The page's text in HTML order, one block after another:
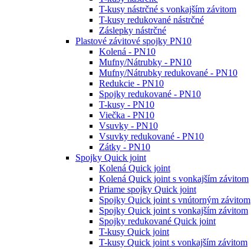
T-kusy nástrčné s vonkajším závitom
T-kusy redukované nástrčné
Záslepky nástrčné
Plastové závitové spojky PN10
Kolená - PN10
Mufny/Nátrubky - PN10
Mufny/Nátrubky redukované - PN10
Redukcie - PN10
Spojky redukované - PN10
T-kusy - PN10
Viečka - PN10
Vsuvky - PN10
Vsuvky redukované - PN10
Zátky - PN10
Spojky Quick joint
Kolená Quick joint
Kolená Quick joint s vonkajším závitom
Priame spojky Quick joint
Spojky Quick joint s vnútorným závitom
Spojky Quick joint s vonkajším závitom
Spojky redukované Quick joint
T-kusy Quick joint
T-kusy Quick joint s vonkajším závitom